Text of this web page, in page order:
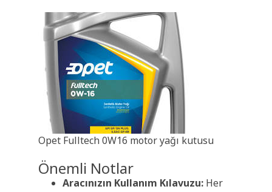
Opet Fulltech 0W16 motor yağı kutusu
Önemli Notlar
Aracınızın Kullanım Kılavuzu: Her